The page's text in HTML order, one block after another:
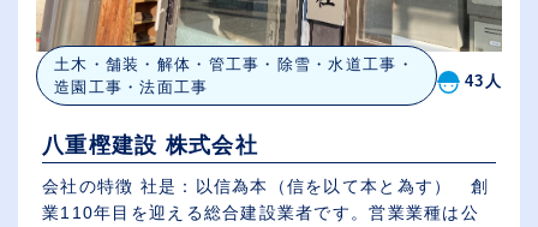
土木・舗装・解体・管工事・除雪・水道工事・
造園工事・法面工事
43人
八重樫建設 株式会社
会社の特徴 社是：以信為本（信を以て本と為す） 創
業110年目を迎える総合建設業者です。営業業種は公